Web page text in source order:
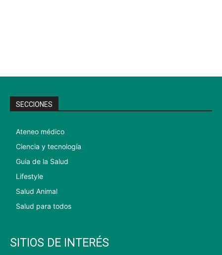
SECCIONES
Ateneo médico
Ciencia y tecnología
Guia de la Salud
Lifestyle
Salud Animal
Salud para todos
SITIOS DE INTERÉS